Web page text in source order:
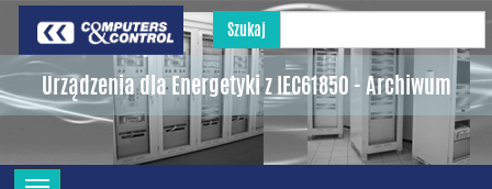
Szukaj
Urządzenia dla Energetyki z IEC61850 - Archiwum